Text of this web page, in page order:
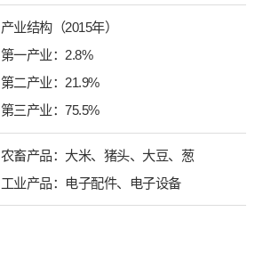
产业结构（2015年）
第一产业：2.8%
第二产业：21.9%
第三产业：75.5%
农畜产品：大米、猪头、大豆、葱
工业产品：电子配件、电子设备